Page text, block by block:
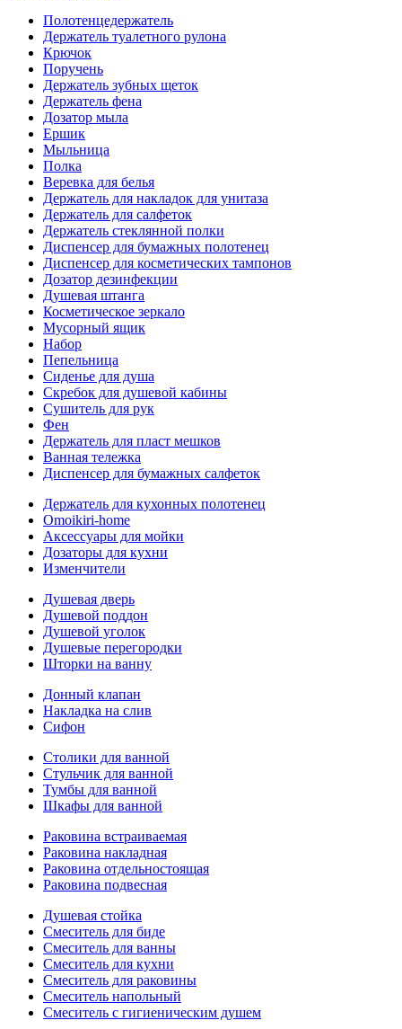
Полотенцедержатель
Держатель туалетного рулона
Крючок
Поручень
Держатель зубных щеток
Держатель фена
Дозатор мыла
Eршик
Мыльница
Полка
Веревка для белья
Держатель для накладок для унитаза
Держатель для салфеток
Держатель стеклянной полки
Диспенсер для бумажных полотенец
Диспенсер для косметических тампонов
Дозатор дезинфекции
Душевая штанга
Косметическое зеркало
Мусорный ящик
Набор
Пепельница
Сиденье для душа
Скребок для душевой кабины
Сушитель для рук
Фен
Держатель для пласт мешков
Ванная тележка
Диспенсер для бумажных салфеток
Держатель для кухонных полотенец
Omoikiri-home
Аксессуары для мойки
Дозаторы для кухни
Изменчители
Душевая дверь
Душевой поддон
Душевой уголок
Душевые перегородки
Шторки на ванну
Донный клапан
Накладка на слив
Сифон
Столики для ванной
Стульчик для ванной
Тумбы для ванной
Шкафы для ванной
Раковина встраиваемая
Раковина накладная
Раковина отдельностоящая
Раковина подвесная
Душевая стойка
Смеситель для биде
Смеситель для ванны
Смеситель для кухни
Смеситель для раковины
Смеситель напольный
Смеситель с гигиеническим душем